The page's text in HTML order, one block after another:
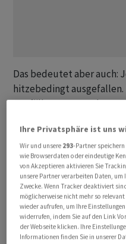
Das bedeutet aber auch:
hitzebedingt ausgefallen.
Notfällen. So strandete
mehr als 600 Fahrgästen
ein Baum auf eine
Aufgrund der
auch die Klimaanlage in
blieben verschlossen.
Kreislaufproblemen ins
herrschten nach Angaben
Ihre Privatsphäre ist uns
Wir und unsere 293-Partner speichern
wie Browserdaten oder eindeutige
von Akzeptieren aktivieren Sie
unsere Partner verarbeiten Daten,
Zwecke. Wenn Tracker deaktiviert
möglicherweise nicht mehr so
wieder aufrufen, um Ihre
widerrufen, indem Sie auf den Link
der Webseite klicken. Ihre
Informationen finden Sie in unserer